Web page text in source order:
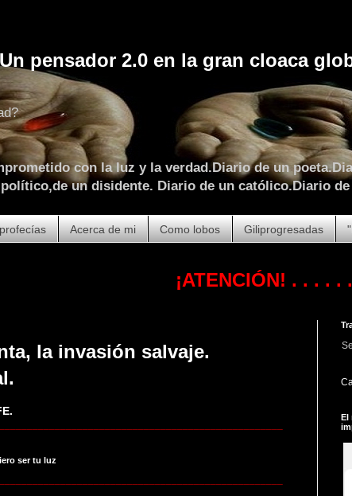
pensador 2.0 en la gran cloaca
con la luz y la verdad.Diario de un
un disidente. Diario de un católico.Diario
Acerca de mi Como lobos Giliprogresadas
¡ATENCIÓN!. . . . . . . . . . . .
la invasión salvaje.
ser tu luz
El